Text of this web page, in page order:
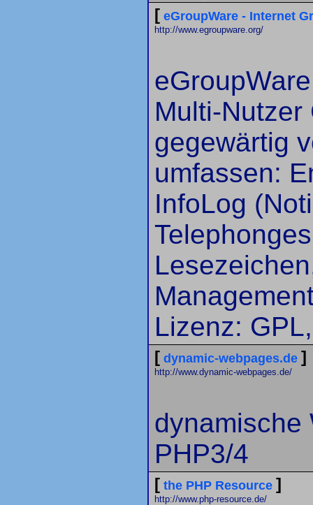
[ eGroupWare - Internet
http://www.egroupware.org/
Multi-
gegewärtig
umfassen:
InfoLog
Lizenz:
[ dynamic-webpages.de ]
http://www.dynamic-webpages.de/
dynamische
PHP3/4
[ the PHP Resource ]
http://www.php-resource.de/